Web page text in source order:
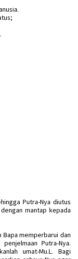
Putra-Nya diutus
mantap kepada
Bapa memperbarui dan
Putra-Nya.
umat-Mu.L. Bagi